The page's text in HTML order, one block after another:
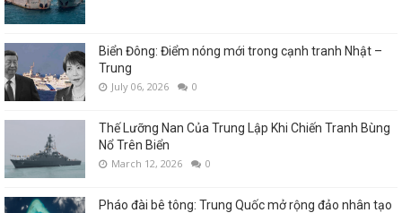
Biển Đông: Điểm nóng mới trong cạnh tranh Nhật –
Trung
July 06, 2026 0
Thế Lưỡng Nan Của Trung Lập Khi Chiến Tranh Bùng
Nổ Trên Biển
March 12, 2026 0
Pháo đài bê tông: Trung Quốc mở rộng đảo nhân tạo